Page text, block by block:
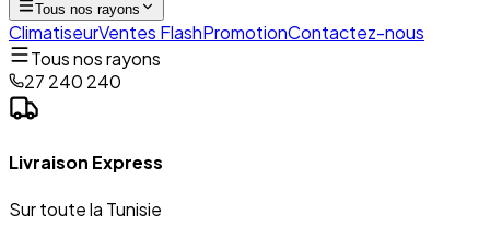
Tous nos rayons
ClimatiseurVentes FlashPromotionContactez-nous
Tous nos rayons
27 240 240
Livraison Express
Sur toute la Tunisie